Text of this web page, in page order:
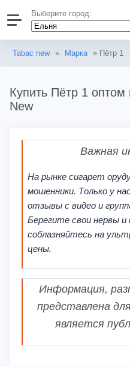
Выберите город:
Tabac new » Марка » Пётр 1
Купить Пётр 1 оптом
New
Важная
На рынке сигарет
мошенники. Только у
отзывы с видео и
Берегите свои нервы и
соблазняйтесь на
цены.
Информация,
представлена
является